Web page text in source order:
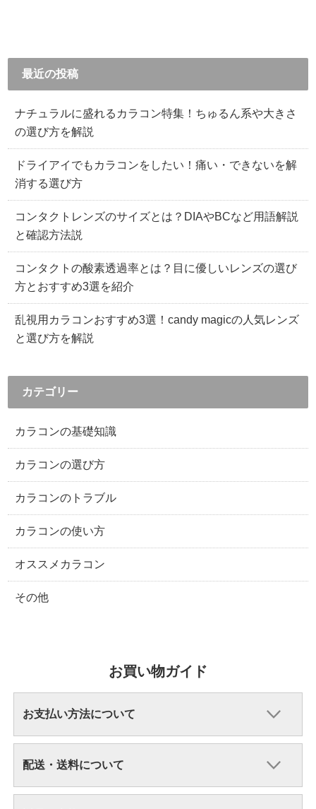
最近の投稿
ナチュラルに盛れるカラコン特集！ちゅるん系や大きさ
の選び方を解説
ドライアイでもカラコンをしたい！痛い・できないを解
消する選び方
コンタクトレンズのサイズとは？DIAやBCなど用語解説
と確認方法説
コンタクトの酸素透過率とは？目に優しいレンズの選び
方とおすすめ3選を紹介
乱視用カラコンおすすめ3選！candy magicの人気レンズ
と選び方を解説
カテゴリー
カラコンの基礎知識
カラコンの選び方
カラコンのトラブル
カラコンの使い方
オススメカラコン
その他
お買い物ガイド
お支払い方法について
配送・送料について